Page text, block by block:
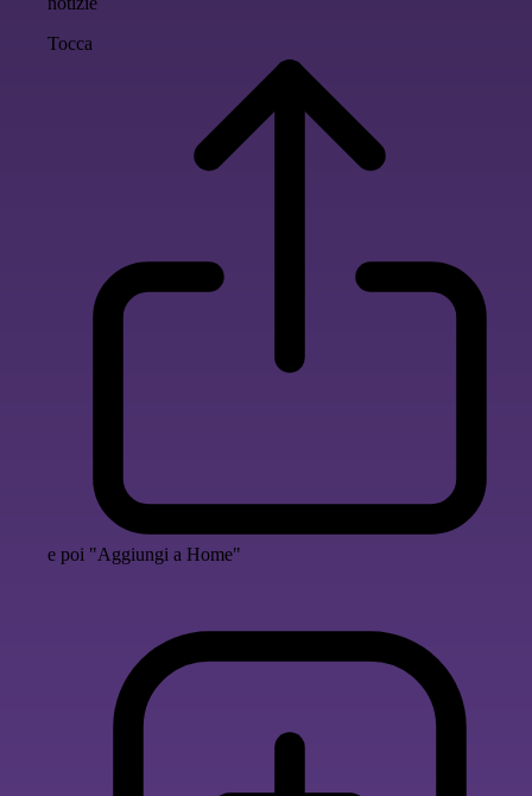
Tocca
e poi "Aggiungi a Home"